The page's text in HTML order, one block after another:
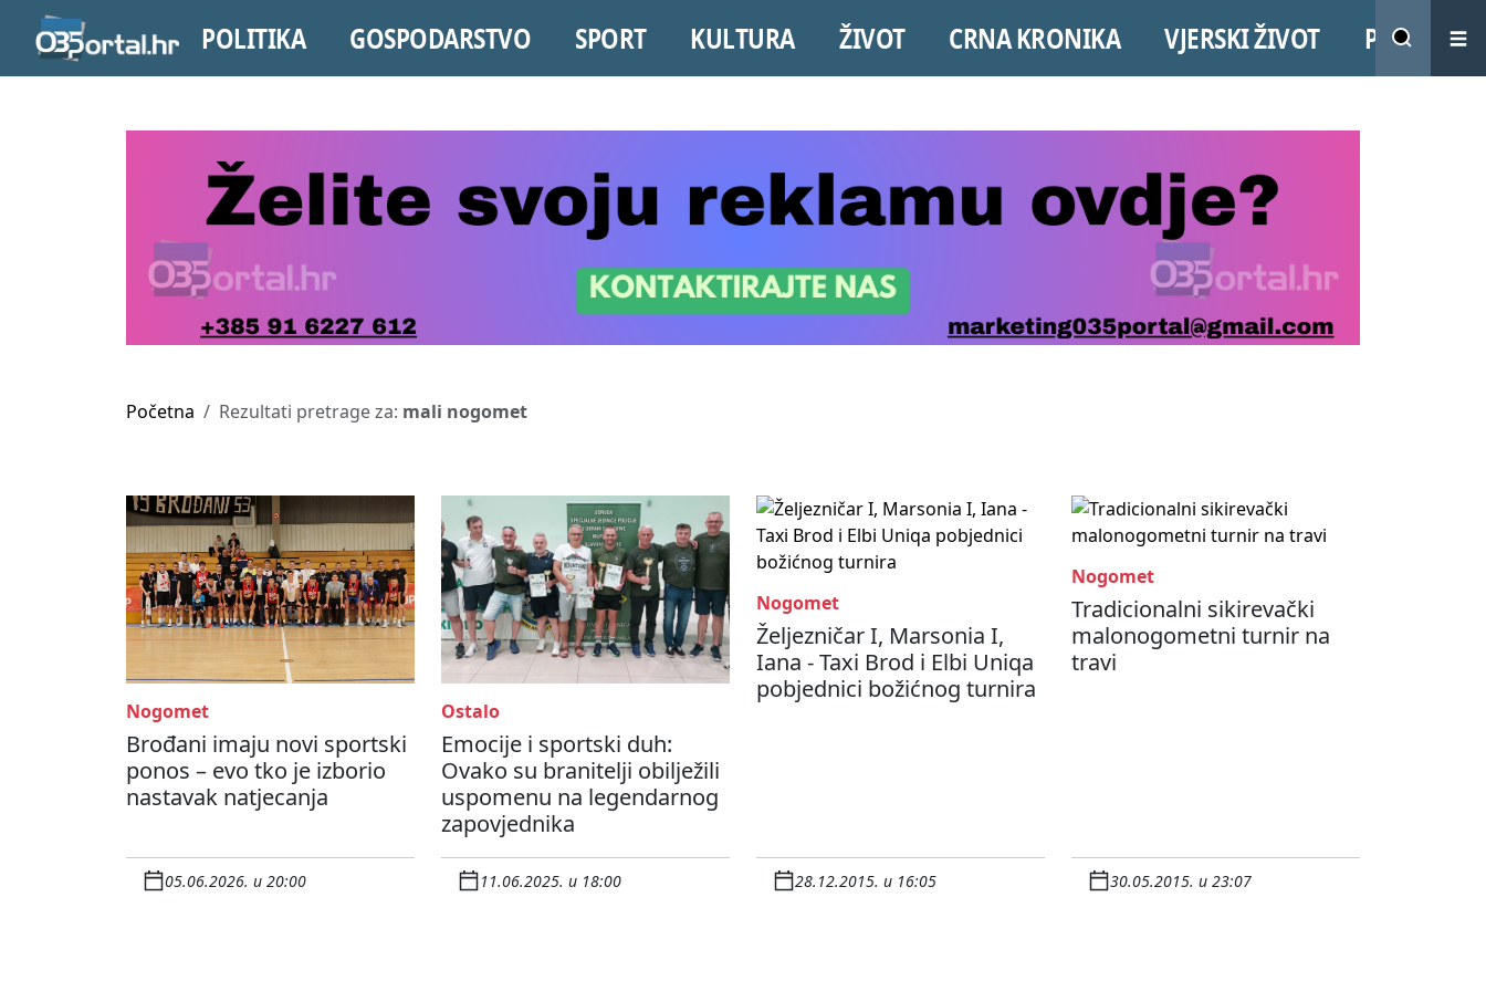
POLITIKA GOSPODARSTVO SPORT KULTURA ŽIVOT CRNA KRONIKA VJERSKI ŽIVOT PROMO
Početna Rezultati pretrage za: mali nogomet
Nogomet
Brođani imaju novi sportski
ponos – evo tko je izborio
nastavak natjecanja
05.06.2026. u 20:00
Ostalo
Emocije i sportski duh:
Ovako su branitelji obilježili
uspomenu na legendarnog
zapovjednika
11.06.2025. u 18:00
Nogomet
Željezničar I, Marsonia I,
Iana - Taxi Brod i Elbi Uniqa
pobjednici božićnog turnira
28.12.2015. u 16:05
Nogomet
Tradicionalni sikirevački
malonogometni turnir na
travi
30.05.2015. u 23:07